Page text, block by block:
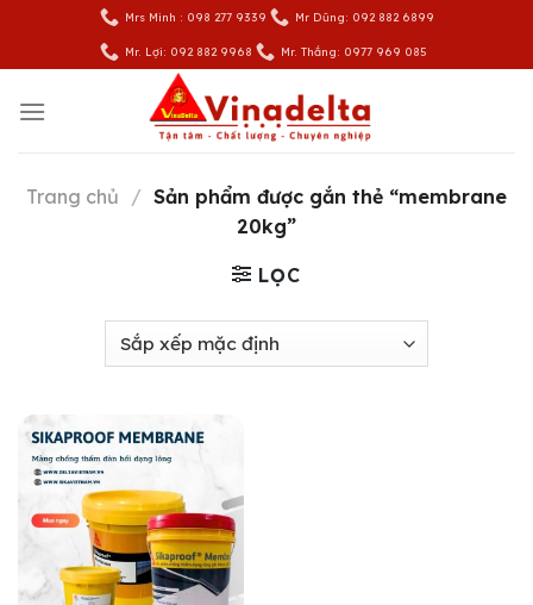
content
Mrs Minh : 098 277 9339 Mr Dũng: 092 882 6899
Mr. Lợi: 092 882 9968 Mr. Thắng: 0977 969 085
Trang chủ / Sản phẩm được gắn thẻ “membrane
20kg”
LỌC